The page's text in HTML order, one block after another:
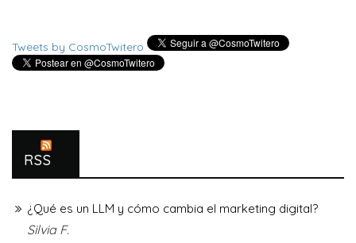
Tweets by CosmoTwitero
RSS
¿Qué es un LLM y cómo cambia el marketing digital?
Silvia F.